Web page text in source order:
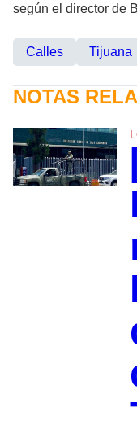
según el director de
Calles Tijuana
NOTAS